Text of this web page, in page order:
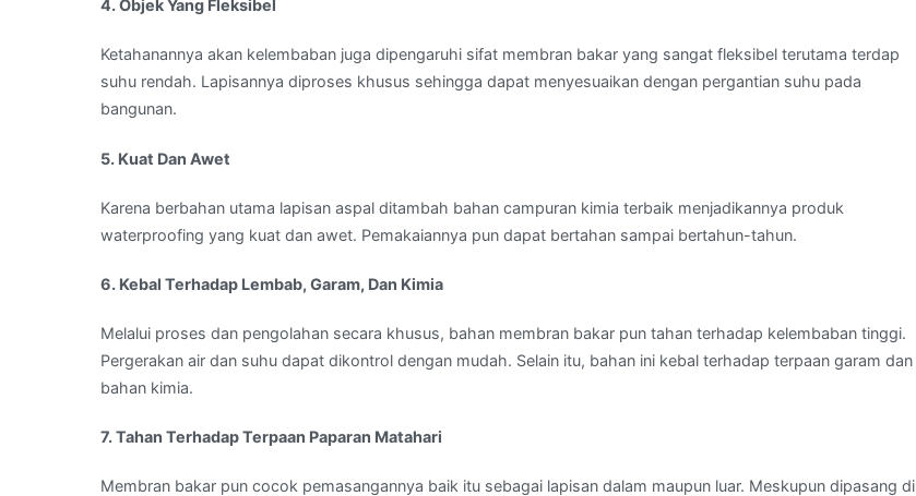
4. Objek Yang Fleksibel
Ketahanannya akan kelembaban juga dipengaruhi sifat membran bakar yang sangat fleksibel terutama terdap
suhu rendah. Lapisannya diproses khusus sehingga dapat menyesuaikan dengan pergantian suhu pada
bangunan.
5. Kuat Dan Awet
Karena berbahan utama lapisan aspal ditambah bahan campuran kimia terbaik menjadikannya produk
waterproofing yang kuat dan awet. Pemakaiannya pun dapat bertahan sampai bertahun-tahun.
6. Kebal Terhadap Lembab, Garam, Dan Kimia
Melalui proses dan pengolahan secara khusus, bahan membran bakar pun tahan terhadap kelembaban tinggi.
Pergerakan air dan suhu dapat dikontrol dengan mudah. Selain itu, bahan ini kebal terhadap terpaan garam dan
bahan kimia.
7. Tahan Terhadap Terpaan Paparan Matahari
Membran bakar pun cocok pemasangannya baik itu sebagai lapisan dalam maupun luar. Meskupun dipasang di